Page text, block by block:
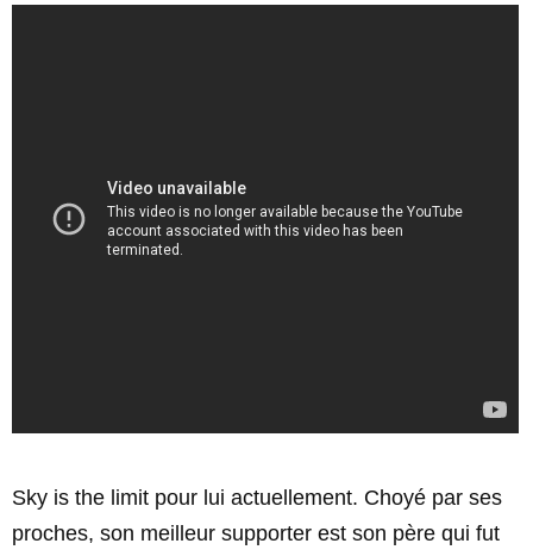
Sky is the limit pour lui actuellement. Choyé par ses
proches, son meilleur supporter est son père qui fut